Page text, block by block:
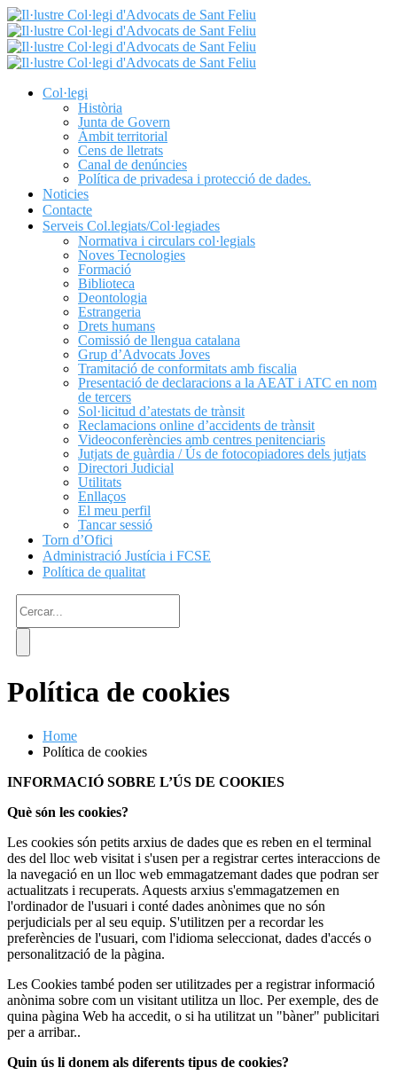
Col·legi
Història
Junta de Govern
Àmbit territorial
Cens de lletrats
Canal de denúncies
Política de privadesa i protecció de dades.
Noticies
Contacte
Serveis Col.legiats/Col·legiades
Normativa i circulars col·legials
Noves Tecnologies
Formació
Biblioteca
Deontologia
Estrangeria
Drets humans
Comissió de llengua catalana
Grup d’Advocats Joves
Tramitació de conformitats amb fiscalia
Presentació de declaracions a la AEAT i ATC en nom
de tercers
Sol·licitud d’atestats de trànsit
Reclamacions online d’accidents de trànsit
Videoconferències amb centres penitenciaris
Jutjats de guàrdia / Ús de fotocopiadores dels jutjats
Directori Judicial
Utilitats
Enllaços
El meu perfil
Tancar sessió
Torn d’Ofici
Administració Justícia i FCSE
Política de qualitat
Política de cookies
Home
Política de cookies
INFORMACIÓ SOBRE L’ÚS DE COOKIES
Què són les cookies?
Les cookies són petits arxius de dades que es reben en el terminal
des del lloc web visitat i s'usen per a registrar certes interaccions de
la navegació en un lloc web emmagatzemant dades que podran ser
actualitzats i recuperats. Aquests arxius s'emmagatzemen en
l'ordinador de l'usuari i conté dades anònimes que no són
perjudicials per al seu equip. S'utilitzen per a recordar les
preferències de l'usuari, com l'idioma seleccionat, dades d'accés o
personalització de la pàgina.
Les Cookies també poden ser utilitzades per a registrar informació
anònima sobre com un visitant utilitza un lloc. Per exemple, des de
quina pàgina Web ha accedit, o si ha utilitzat un "bàner" publicitari
per a arribar..
Quin ús li donem als diferents tipus de cookies?